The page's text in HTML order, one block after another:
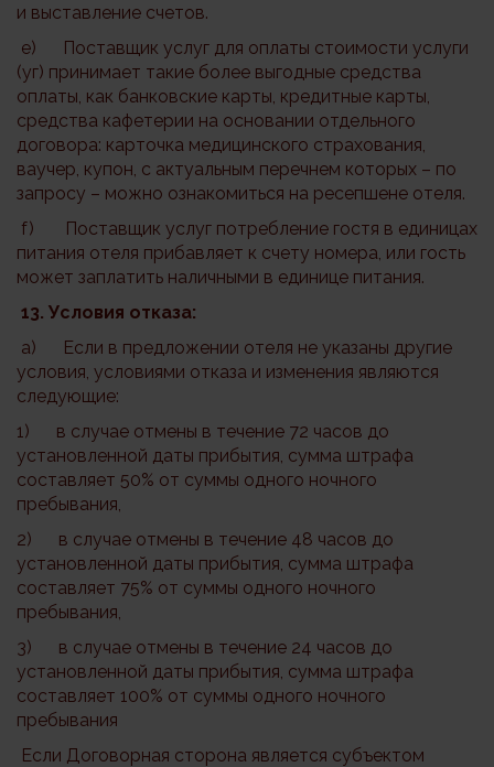
и выставление счетов.
e) Поставщик услуг для оплаты стоимости услуги
(уг) принимает такие более выгодные средства
оплаты, как банковские карты, кредитные карты,
средства кафетерии на основании отдельного
договора: карточка медицинского страхования,
ваучер, купон, с актуальным перечнем которых – по
запросу – можно ознакомиться на ресепшене отеля.
f) Поставщик услуг потребление гостя в единицах
питания отеля прибавляет к счету номера, или гость
может заплатить наличными в единице питания.
13. Условия отказа:
a) Если в предложении отеля не указаны другие
условия, условиями отказа и изменения являются
следующие:
1) в случае отмены в течение 72 часов до
установленной даты прибытия, сумма штрафа
составляет 50% от суммы одного ночного
пребывания,
2) в случае отмены в течение 48 часов до
установленной даты прибытия, сумма штрафа
составляет 75% от суммы одного ночного
пребывания,
3) в случае отмены в течение 24 часов до
установленной даты прибытия, сумма штрафа
составляет 100% от суммы одного ночного
пребывания
Если Договорная сторона является субъектом